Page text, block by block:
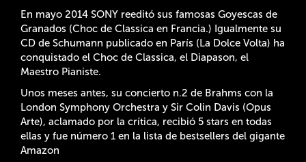
En mayo 2014 SONY reeditó sus famosas Goyescas de
Granados (Choc de Classica en Francia.) Igualmente su
CD de Schumann publicado en París (La Dolce Volta) ha
conquistado el Choc de Classica, el Diapason, el
Maestro Pianiste.
Unos meses antes, su concierto n.2 de Brahms con la
London Symphony Orchestra y Sir Colin Davis (Opus
Arte), aclamado por la crítica, recibió 5 stars en todas
ellas y fue número 1 en la lista de bestsellers del gigante
Amazon